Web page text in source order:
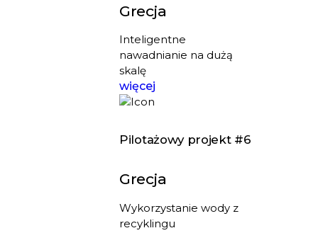
Grecja
Inteligentne
nawadnianie na dużą
skalę
więcej
Pilotażowy projekt #6
Grecja
Wykorzystanie wody z
recyklingu